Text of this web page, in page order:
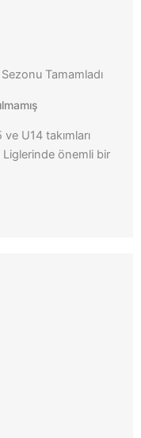
Tamamladı
U14 takımları
önemli bir